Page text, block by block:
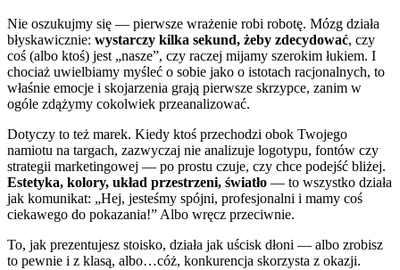
Nie oszukujmy się — pierwsze wrażenie robi robotę. Mózg działa
błyskawicznie: wystarczy kilka sekund, żeby zdecydować, czy
coś (albo ktoś) jest „nasze”, czy raczej mijamy szerokim łukiem. I
chociaż uwielbiamy myśleć o sobie jako o istotach racjonalnych, to
właśnie emocje i skojarzenia grają pierwsze skrzypce, zanim w
ogóle zdążymy cokolwiek przeanalizować.
Dotyczy to też marek. Kiedy ktoś przechodzi obok Twojego
namiotu na targach, zazwyczaj nie analizuje logotypu, fontów czy
strategii marketingowej — po prostu czuje, czy chce podejść bliżej.
Estetyka, kolory, układ przestrzeni, światło — to wszystko działa
jak komunikat: „Hej, jesteśmy spójni, profesjonalni i mamy coś
ciekawego do pokazania!” Albo wręcz przeciwnie.
To, jak prezentujesz stoisko, działa jak uścisk dłoni — albo zrobisz
to pewnie i z klasą, albo…cóż, konkurencja skorzysta z okazji.